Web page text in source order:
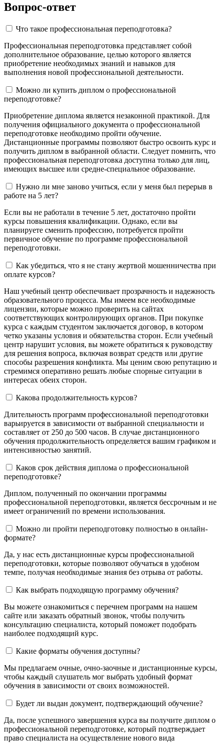
Вопрос-ответ
Что такое профессиональная переподготовка?
Профессиональная переподготовка представляет собой
дополнительное образование, целью которого является
приобретение необходимых знаний и навыков для
выполнения новой профессиональной деятельности.
Можно ли купить диплом о профессиональной
переподготовке?
Приобретение диплома является незаконной практикой. Для
получения официального документа о профессиональной
переподготовке необходимо пройти обучение.
Дистанционные программы позволяют быстро освоить курс и
получить диплом в выбранной области. Следует помнить, что
профессиональная переподготовка доступна только для лиц,
имеющих высшее или средне-специальное образование.
Нужно ли мне заново учиться, если у меня был перерыв в
работе на 5 лет?
Если вы не работали в течение 5 лет, достаточно пройти
курсы повышения квалификации. Однако, если вы
планируете сменить профессию, потребуется пройти
первичное обучение по программе профессиональной
переподготовки.
Как убедиться, что я не стану жертвой мошенничества при
оплате курсов?
Наш учебный центр обеспечивает прозрачность и надежность
образовательного процесса. Мы имеем все необходимые
лицензии, которые можно проверить на сайтах
соответствующих контролирующих органов. При покупке
курса с каждым студентом заключается договор, в котором
четко указаны условия и обязательства сторон. Если учебный
центр нарушит условия, вы можете обратиться к руководству
для решения вопроса, включая возврат средств или другие
способы разрешения конфликта. Мы ценим свою репутацию и
стремимся оперативно решать любые спорные ситуации в
интересах обеих сторон.
Какова продолжительность курсов?
Длительность программ профессиональной переподготовки
варьируется в зависимости от выбранной специальности и
составляет от 250 до 500 часов. В случае дистанционного
обучения продолжительность определяется вашим графиком и
интенсивностью занятий.
Каков срок действия диплома о профессиональной
переподготовке?
Диплом, полученный по окончании программы
профессиональной переподготовки, является бессрочным и не
имеет ограничений по времени использования.
Можно ли пройти переподготовку полностью в онлайн-
формате?
Да, у нас есть дистанционные курсы профессиональной
переподготовки, которые позволяют обучаться в удобном
темпе, получая необходимые знания без отрыва от работы.
Как выбрать подходящую программу обучения?
Вы можете ознакомиться с перечнем программ на нашем
сайте или заказать обратный звонок, чтобы получить
консультацию специалиста, который поможет подобрать
наиболее подходящий курс.
Какие форматы обучения доступны?
Мы предлагаем очные, очно-заочные и дистанционные курсы,
чтобы каждый слушатель мог выбрать удобный формат
обучения в зависимости от своих возможностей.
Будет ли выдан документ, подтверждающий обучение?
Да, после успешного завершения курса вы получите диплом о
профессиональной переподготовке, который подтверждает
право специалиста на осуществление нового вида